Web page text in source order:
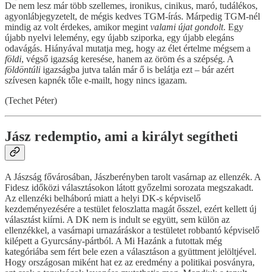
De nem lesz már több szellemes, ironikus, cinikus, maró, tudálékos,
agyonlábjegyzetelt, de mégis kedves TGM-írás. Márpedig TGM-nél
mindig az volt érdekes, amikor megint valami újat gondolt. Egy
újabb nyelvi lelemény, egy újabb sziporka, egy újabb elegáns
odavágás. Hiányával mutatja meg, hogy az élet értelme mégsem a
földi, végső igazság keresése, hanem az öröm és a szépség. A
földöntúli igazságba jutva talán már ő is belátja ezt – bár azért
szívesen kapnék tőle e-mailt, hogy nincs igazam.
(Techet Péter)
Jász redemptio, ami a királyt segítheti
A Jászság fővárosában, Jászberényben tarolt vasárnap az ellenzék. A
Fidesz időközi választásokon látott győzelmi sorozata megszakadt.
Az ellenzéki belháború miatt a helyi DK-s képviselő
kezdeményezésére a testület feloszlatta magát ősszel, ezért kellett új
választást kiírni. A DK nem is indult se együtt, sem külön az
ellenzékkel, a vasárnapi urnazáráskor a testületet robbantó képviselő
kilépett a Gyurcsány-pártból. A Mi Hazánk a futottak még
kategóriába sem fért bele ezen a választáson a gyüttment jelöltjével.
Hogy országosan miként hat ez az eredmény a politikai posványra,